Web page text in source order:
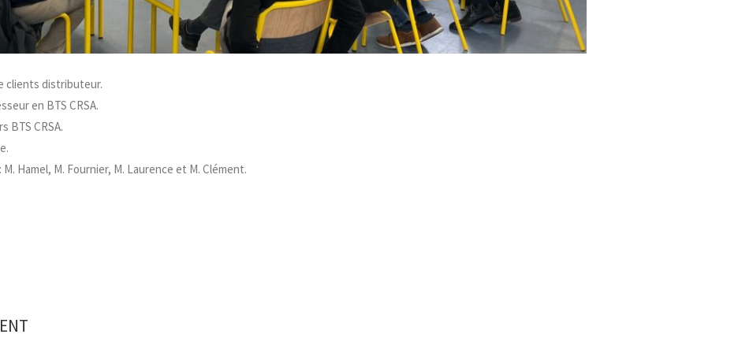
clients distributeur.
en BTS CRSA.
BTS CRSA.
Hamel, M. Fournier, M. Laurence et M. Clément.